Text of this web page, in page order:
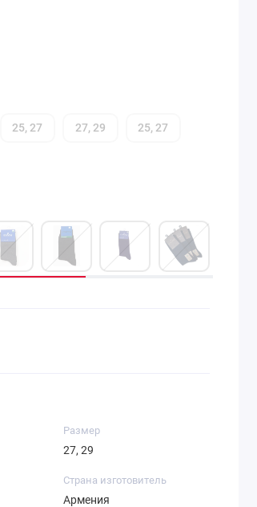
25, 27 27, 29 25, 27
Размер
27, 29
Страна изготовитель
Армения